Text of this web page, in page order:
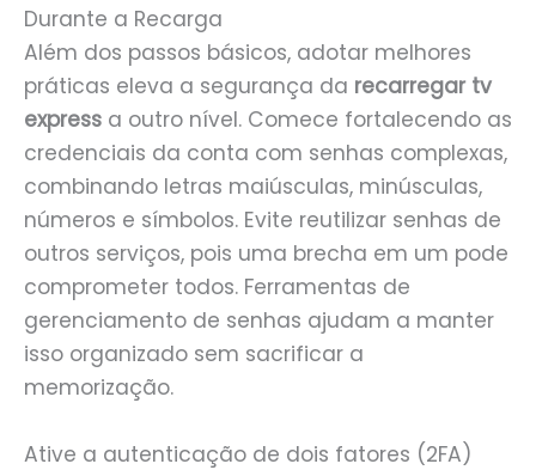
Durante a Recarga
Além dos passos básicos, adotar melhores
práticas eleva a segurança da recarregar tv
express a outro nível. Comece fortalecendo as
credenciais da conta com senhas complexas,
combinando letras maiúsculas, minúsculas,
números e símbolos. Evite reutilizar senhas de
outros serviços, pois uma brecha em um pode
comprometer todos. Ferramentas de
gerenciamento de senhas ajudam a manter
isso organizado sem sacrificar a
memorização.
Ative a autenticação de dois fatores (2FA)